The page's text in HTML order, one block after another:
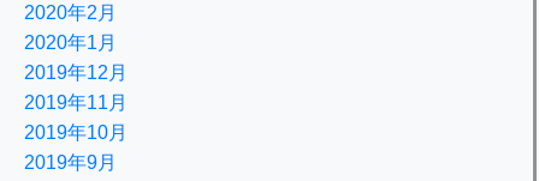
2020年2月
2020年1月
2019年12月
2019年11月
2019年10月
2019年9月